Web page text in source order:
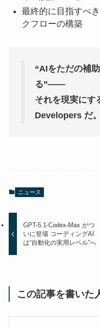
最終的に目指すべ
クフローの構築
“AIをただの補
る”――
それを現実にす
Developers だ。
ニュース
GPT-5.1-Codex-Max がつ
いに登場 コーディングAI
は“自動化の実用レベル”へ
この記事を書いた